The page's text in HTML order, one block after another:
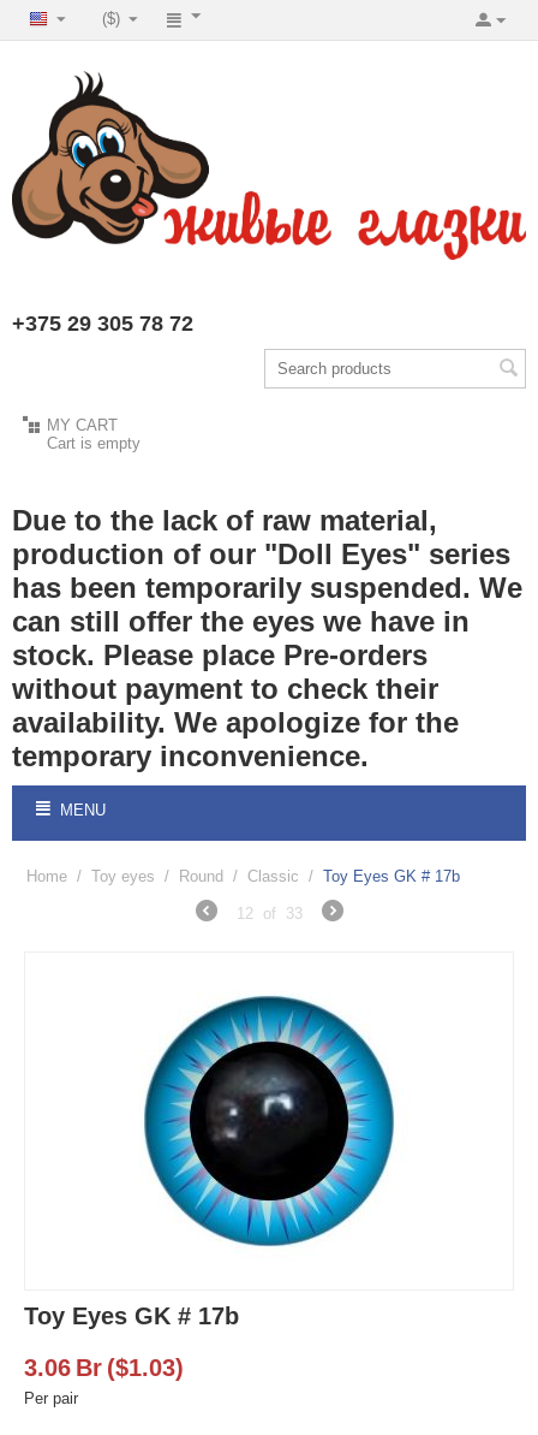
($)
+375 29 305 78 72
MY CART
Cart is empty
Due to the lack of raw material,
production of our "Doll Eyes" series
has been temporarily suspended. We
can still offer the eyes we have in
stock. Please place Pre-orders
without payment to check their
availability. We apologize for the
temporary inconvenience.
MENU
Home / Toy eyes / Round / Classic / Toy Eyes GK # 17b
12 of 33
Toy Eyes GK # 17b
3.06 Br ($1.03)
Per pair